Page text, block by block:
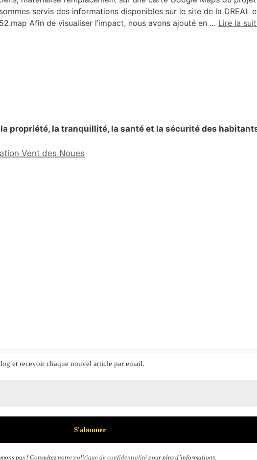
servis des informations disponibles sur le site de la DREAL
Afin de visualiser l’impact, nous avons ajouté en … Lire la
propriété, la tranquillité, la santé et la sécurité des
Vent des Noues
et recevoir chaque nouvel article par email.
pas ! Consultez notre politique de confidentialité pour plus d’informations.